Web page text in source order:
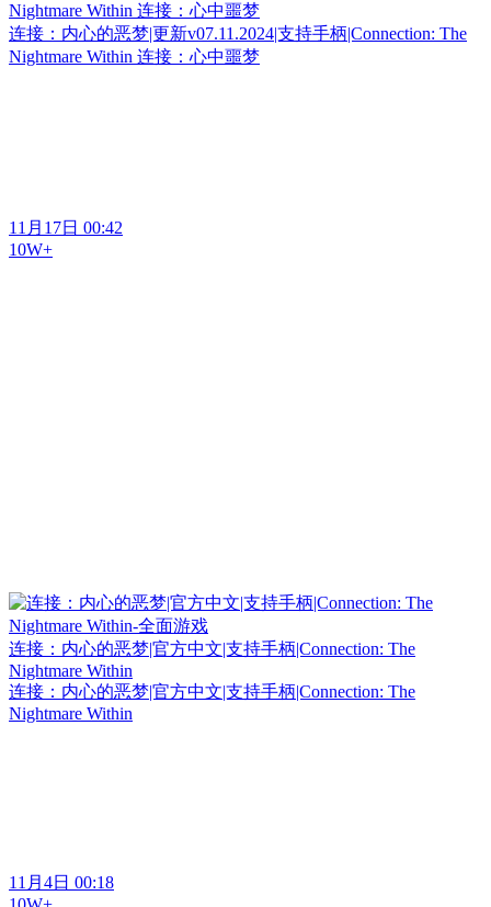
Nightmare Within 连接：心中噩梦
连接：内心的恶梦|更新v07.11.2024|支持手柄|Connection: The
Nightmare Within 连接：心中噩梦
11月17日 00:42
10W+
连接：内心的恶梦|官方中文|支持手柄|Connection: The
Nightmare Within
连接：内心的恶梦|官方中文|支持手柄|Connection: The
Nightmare Within
11月4日 00:18